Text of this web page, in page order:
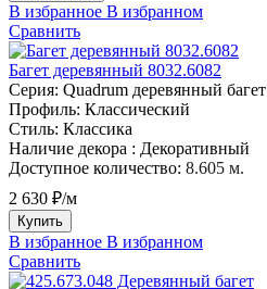
В избранное В избранном
Сравнить
Багет деревянный 8032.6082
Серия: Quadrum деревянный багет
Профиль: Классический
Стиль: Классика
Наличие декора : Декоративный
Доступное количество: 8.605 м.
2 630 ₽/м
Купить
В избранное В избранном
Сравнить